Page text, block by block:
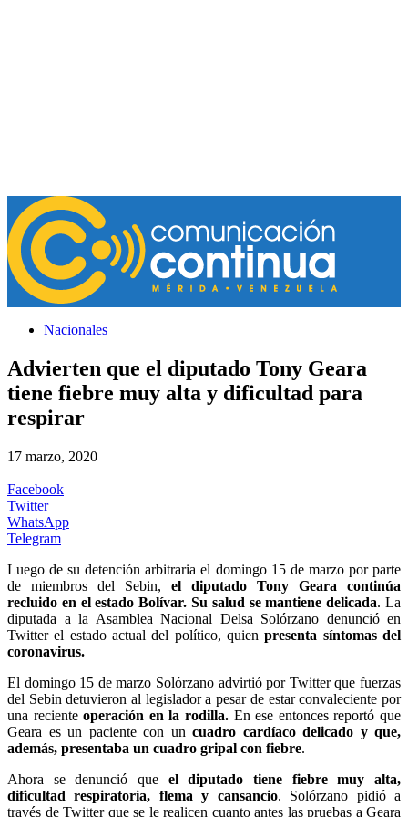
Nacionales
Advierten que el diputado Tony Geara
tiene fiebre muy alta y dificultad para
respirar
17 marzo, 2020
Facebook
Twitter
WhatsApp
Telegram
Luego de su detención arbitraria el domingo 15 de marzo por parte
de miembros del Sebin, el diputado Tony Geara continúa
recluido en el estado Bolívar. Su salud se mantiene delicada. La
diputada a la Asamblea Nacional Delsa Solórzano denunció en
Twitter el estado actual del político, quienpresenta síntomas del
coronavirus.
El domingo 15 de marzo Solórzano advirtió por Twitter que fuerzas
del Sebin detuvieron al legislador a pesar de estar convaleciente por
una recienteoperación en la rodilla. En ese entonces reportó que
Geara es un paciente con un cuadro cardíaco delicado y que,
además, presentaba un cuadro gripal con fiebre.
Ahora se denunció que el diputado tiene fiebre muy alta,
dificultad respiratoria, flema y cansancio. Solórzano pidió a
través de Twitter que se le realicen cuanto antes las pruebas a Geara